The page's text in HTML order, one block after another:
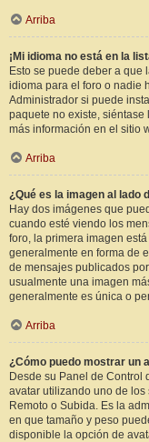
Arriba
¡Mi idioma no está en la
Esto se puede deber a que
idioma para el foro o nadie
Administrador si puede
paquete no existe,
más información en el sitio
Arriba
¿Qué es la imagen al lado
Hay dos imágenes que
cuando esté viendo los
foro, la primera imagen
generalmente en forma de
de mensajes publicados
usualmente una imagen
generalmente es única o
Arriba
¿Cómo puedo mostrar un
Desde su Panel de Control
avatar utilizando uno de los
Remoto o Subida. Es la
en que tamaño y peso
disponible la opción de